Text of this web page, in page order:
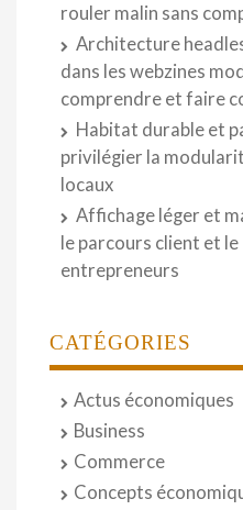
rouler malin sans
Architecture
dans les webzines
comprendre et faire
Habitat durable et
privilégier la
locaux
Affichage léger et
le parcours client et le
entrepreneurs
CATÉGORIES
Actus économiques
Business
Commerce
Concepts